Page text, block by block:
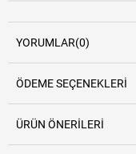
YORUMLAR(0)
ÖDEME SEÇENEKLERI
ÜRÜN ÖNERILERI